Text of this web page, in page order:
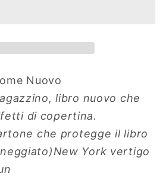
Nuovo
libro nuovo che
di copertina.
che protegge il libro
York vertigo